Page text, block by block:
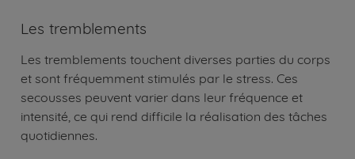
Les tremblements
Les tremblements touchent diverses parties du corps
et sont fréquemment stimulés par le stress. Ces
secousses peuvent varier dans leur fréquence et
intensité, ce qui rend difficile la réalisation des tâches
quotidiennes.